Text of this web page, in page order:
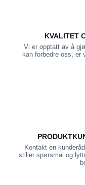
KVALITET
Vi er opptatt av å
kan forbedre oss, er
Kontakt en
stiller spørsmål og